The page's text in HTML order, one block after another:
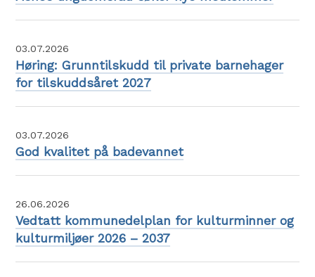
03.07.2026
Høring: Grunntilskudd til private barnehager
for tilskuddsåret 2027
03.07.2026
God kvalitet på badevannet
26.06.2026
Vedtatt kommunedelplan for kulturminner og
kulturmiljøer 2026 – 2037